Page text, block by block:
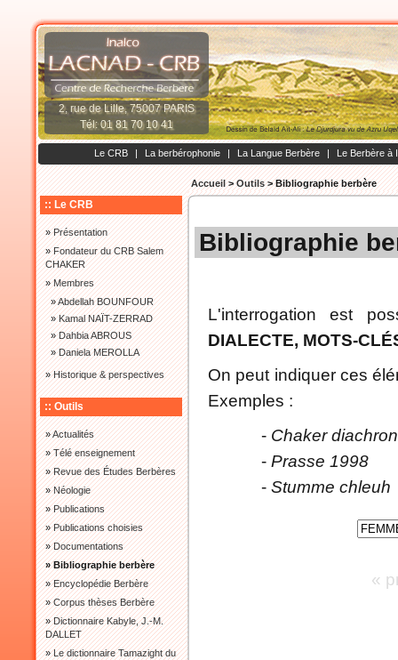
2, rue de Lille, 75007 PARIS
Tél: 01 81 70 10 41
Le CRB | La berbérophonie | La Langue Berbère | Le Berbère à
Accueil>Outils>Bibliographie berbère
:: Le CRB
»Présentation
»Fondateur du CRB Salem
CHAKER
»Membres
»Abdellah BOUNFOUR
»Kamal NAÏT-ZERRAD
»Dahbia ABROUS
»Daniela MEROLLA
»Historique & perspectives
:: Outils
»Actualités
»Télé enseignement
»Revue des Études Berbères
»Néologie
»Publications
»Publications choisies
»Documentations
» Bibliographie berbère
»Encyclopédie Berbère
»Corpus thèses Berbère
»Dictionnaire Kabyle, J.-M.
DALLET
»Le dictionnaire Tamazight du
Bibliographie
L'interrogation est
DIALECTE, MOTS-
On peut indiquer ces
Exemples :
- Chaker
- Prasse 1998
- Stumme chleuh
«